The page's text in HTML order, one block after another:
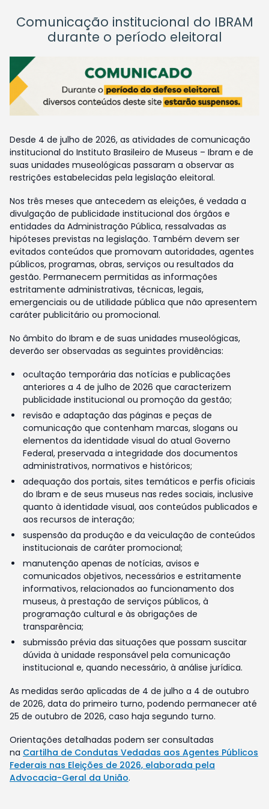
Comunicação institucional do IBRAM
durante o período eleitoral
Desde 4 de julho de 2026, as atividades de comunicação
institucional do Instituto Brasileiro de Museus – Ibram e de
suas unidades museológicas passaram a observar as
restrições estabelecidas pela legislação eleitoral.
Nos três meses que antecedem as eleições, é vedada a
divulgação de publicidade institucional dos órgãos e
entidades da Administração Pública, ressalvadas as
hipóteses previstas na legislação. Também devem ser
evitados conteúdos que promovam autoridades, agentes
públicos, programas, obras, serviços ou resultados da
gestão. Permanecem permitidas as informações
estritamente administrativas, técnicas, legais,
emergenciais ou de utilidade pública que não apresentem
caráter publicitário ou promocional.
No âmbito do Ibram e de suas unidades museológicas,
deverão ser observadas as seguintes providências:
ocultação temporária das notícias e publicações
anteriores a 4 de julho de 2026 que caracterizem
publicidade institucional ou promoção da gestão;
revisão e adaptação das páginas e peças de
comunicação que contenham marcas, slogans ou
elementos da identidade visual do atual Governo
Federal, preservada a integridade dos documentos
administrativos, normativos e históricos;
adequação dos portais, sites temáticos e perfis oficiais
do Ibram e de seus museus nas redes sociais, inclusive
quanto à identidade visual, aos conteúdos publicados e
aos recursos de interação;
suspensão da produção e da veiculação de conteúdos
institucionais de caráter promocional;
manutenção apenas de notícias, avisos e
comunicados objetivos, necessários e estritamente
informativos, relacionados ao funcionamento dos
museus, à prestação de serviços públicos, à
programação cultural e às obrigações de
transparência;
submissão prévia das situações que possam suscitar
dúvida à unidade responsável pela comunicação
institucional e, quando necessário, à análise jurídica.
As medidas serão aplicadas de 4 de julho a 4 de outubro
de 2026, data do primeiro turno, podendo permanecer até
25 de outubro de 2026, caso haja segundo turno.
Orientações detalhadas podem ser consultadas
na Cartilha de Condutas Vedadas aos Agentes Públicos
Federais nas Eleições de 2026, elaborada pela
Advocacia-Geral da União.